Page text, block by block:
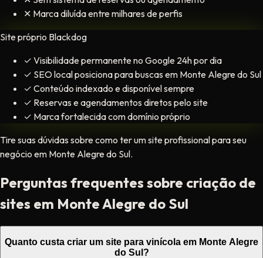
✕ Marca diluída entre milhares de perfis
Site próprio Blackdog
✓ Visibilidade permanente no Google 24h por dia
✓ SEO local posiciona para buscas em Monte Alegre do Sul
✓ Conteúdo indexado e disponível sempre
✓ Reservas e agendamentos diretos pelo site
✓ Marca fortalecida com domínio próprio
Tire suas dúvidas sobre como ter um site profissional para seu
negócio em Monte Alegre do Sul.
Perguntas frequentes sobre criação de
sites em Monte Alegre do Sul
Quanto custa criar um site para vinícola em Monte Alegre
do Sul?